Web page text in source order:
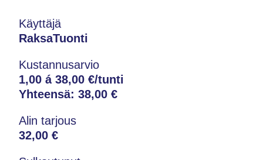
Käyttäjä
RaksaTuonti
Kustannusarvio
1,00 á 38,00 €/tunti
Yhteensä: 38,00 €
Alin tarjous
32,00 €